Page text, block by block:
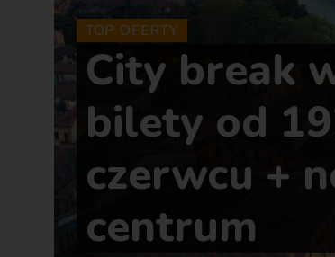
TOP OFERTY
City break
bilety od
czerwcu +
centrum